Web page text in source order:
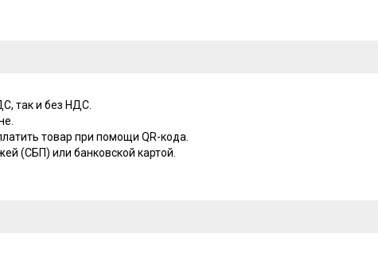
так и без НДС.
товар при помощи QR-кода.
(СБП) или банковской картой.